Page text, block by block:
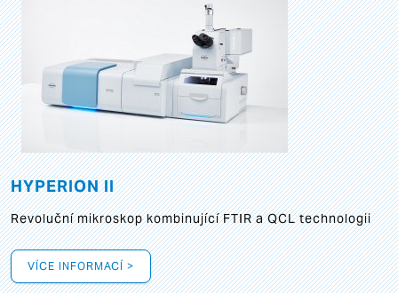
HYPERION II
Revoluční mikroskop kombinující FTIR a QCL technologii
VÍCE INFORMACÍ >